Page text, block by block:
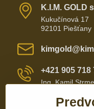
K​​.I​​.M​​. GOLD
Kukučínová 17
92101 Piešťany
+421 905 718
Ing. Kamil
+421 905 657